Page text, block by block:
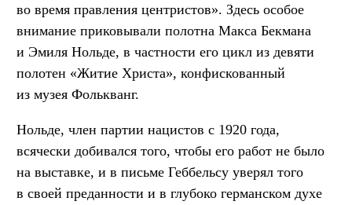
во время правления центристов». Здесь особое
внимание приковывали полотна Макса Бекмана
и Эмиля Нольде, в частности его цикл из девяти
полотен «Житие Христа», конфискованный
из музея Фолькванг.
Нольде, член партии нацистов с 1920 года,
всячески добивался того, чтобы его работ не было
на выставке, и в письме Геббельсу уверял того
в своей преданности и в глубоко германском духе